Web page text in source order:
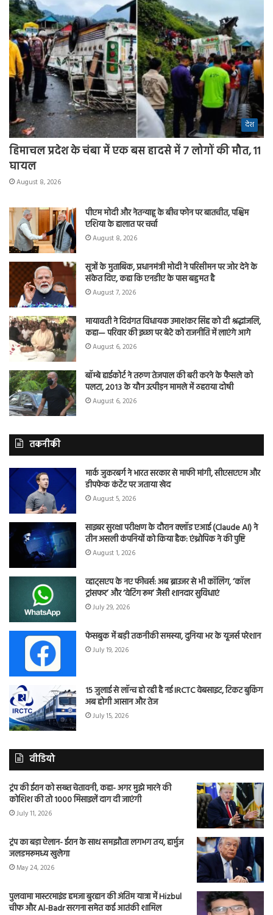
देश
हिमाचल प्रदेश के चंबा में एक बस हादसे में 7 लोगों की मौत, 11
घायल
August 8, 2026
पीएम मोदी और नेतन्याहू के बीच फोन पर बातचीत, पश्चिम
एशिया के हालात पर चर्चा
August 8, 2026
सूत्रों के मुताबिक, प्रधानमंत्री मोदी ने परिसीमन पर जोर देने के
संकेत दिए, कहा कि एनडीए के पास बहुमत है
August 7, 2026
मायावती ने दिवंगत विधायक उमाशंकर सिंह को दी श्रद्धांजलि,
कहा— परिवार की इच्छा पर बेटे को राजनीति में लाएंगे आगे
August 6, 2026
बॉम्बे हाईकोर्ट ने तरुण तेजपाल की बरी करने के फैसले को
पलटा, 2013 के यौन उत्पीड़न मामले में ठहराया दोषी
August 6, 2026
तकनीकी
मार्क जुकरबर्ग ने भारत सरकार से माफी मांगी, सीएसएएम और
डीपफेक कंटेंट पर जताया खेद
August 5, 2026
साइबर सुरक्षा परीक्षण के दौरान क्लॉड एआई (Claude AI) ने
तीन असली कंपनियों को किया हैक: एंथ्रोपिक ने की पुष्टि
August 1, 2026
व्हाट्सएप के नए फीचर्स: अब ब्राउजर से भी कॉलिंग, ‘कॉल
ट्रांसफर’ और ‘वेटिंग रूम’ जैसी शानदार सुविधाएं
July 29, 2026
फेसबुक में बड़ी तकनीकी समस्या, दुनिया भर के यूजर्स परेशान
July 19, 2026
15 जुलाई से लॉन्च हो रही है नई IRCTC वेबसाइट, टिकट बुकिंग
अब होगी आसान और तेज
July 15, 2026
वीडियो
ट्रंप की ईरान को सख्त चेतावनी, कहा- अगर मुझे मारने की
कोशिश की तो 1000 मिसाइलें दाग दी जाएंगी
July 11, 2026
ट्रंप का बड़ा ऐलान- ईरान के साथ समझौता लगभग तय, हार्मुज
जलडमरूमध्य खुलेगा
May 24, 2026
पुलवामा मास्टरमाइंड हमजा बुरहान की अंतिम यात्रा में Hizbul
चीफ और Al-Badr सरगना समेत कई आतंकी शामिल